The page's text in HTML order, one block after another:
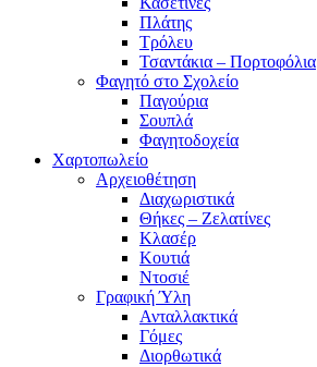
Πλάτης
Τρόλευ
Τσαντάκια – Πορτοφόλια
Φαγητό στο Σχολείο
Παγούρια
Σουπλά
Φαγητοδοχεία
Χαρτοπωλείο
Αρχειοθέτηση
Διαχωριστικά
Θήκες – Ζελατίνες
Κλασέρ
Κουτιά
Ντοσιέ
Γραφική Ύλη
Ανταλλακτικά
Γόμες
Διορθωτικά